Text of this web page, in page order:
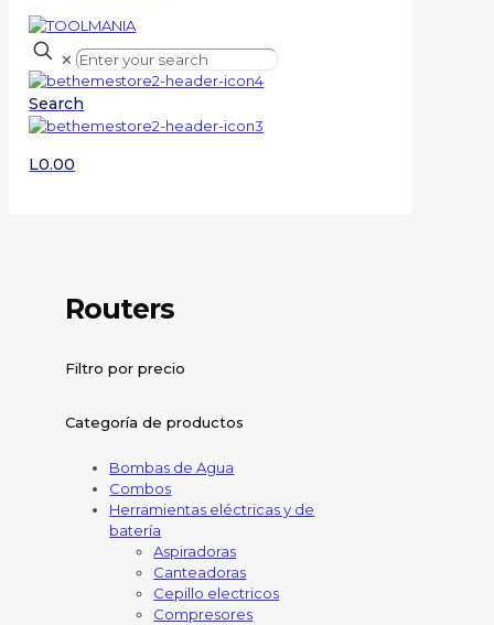
✕
Search
L0.00
Routers
Filtro por precio
Categoría de productos
Bombas de Agua
Combos
Herramientas eléctricas y de
batería
Aspiradoras
Canteadoras
Cepillo electricos
Compresores